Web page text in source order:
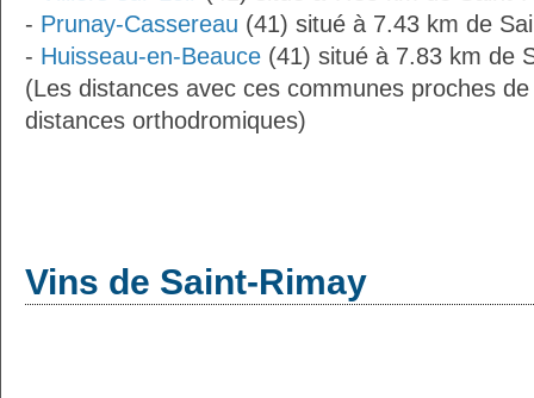
- Prunay-Cassereau (41) situé à 7.43 km de
- Huisseau-en-Beauce (41) situé à 7.83 km de
(Les distances avec ces communes proches
distances orthodromiques)
Vins de Saint-Rimay